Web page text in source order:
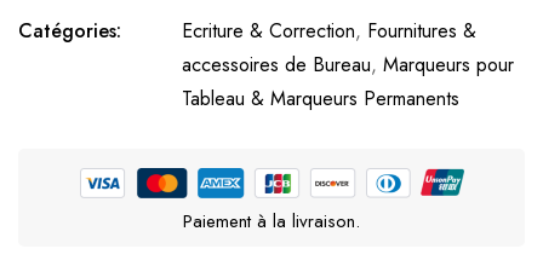
Catégories:
Ecriture & Correction, Fournitures &
accessoires de Bureau, Marqueurs pour
Tableau & Marqueurs Permanents
Paiement à la livraison.